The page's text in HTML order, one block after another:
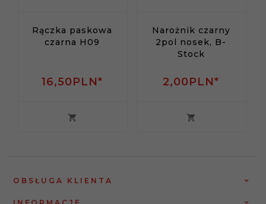
Rączka paskowa
czarna H09
16,50PLN*
Narożnik czarny
2pol nosek, B-
Stock
2,00PLN*
OBSŁUGA KLIENTA